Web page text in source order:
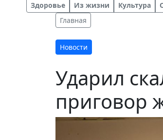
Здоровье Из жизни Культура
Главная
Новости
Ударил
приговор